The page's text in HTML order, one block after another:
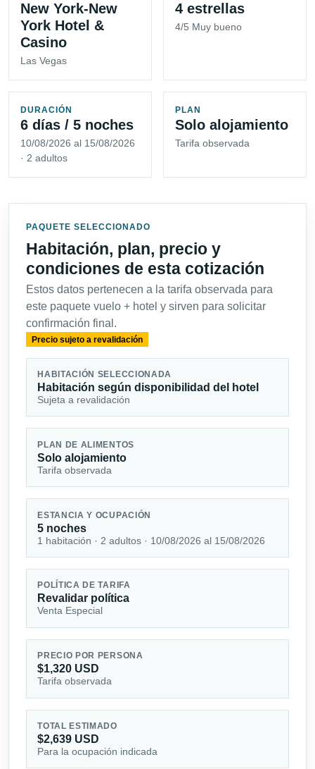
New York-New
York Hotel &
Casino
Las Vegas
4 estrellas
4/5 Muy bueno
DURACIÓN
6 días / 5 noches
10/08/2026 al 15/08/2026
· 2 adultos
PLAN
Solo alojamiento
Tarifa observada
PAQUETE SELECCIONADO
Habitación, plan, precio y
condiciones de esta cotización
Estos datos pertenecen a la tarifa observada para
este paquete vuelo + hotel y sirven para solicitar
confirmación final.
Precio sujeto a revalidación
HABITACIÓN SELECCIONADA
Habitación según disponibilidad del hotel
Sujeta a revalidación
PLAN DE ALIMENTOS
Solo alojamiento
Tarifa observada
ESTANCIA Y OCUPACIÓN
5 noches
1 habitación · 2 adultos · 10/08/2026 al 15/08/2026
POLÍTICA DE TARIFA
Revalidar política
Venta Especial
PRECIO POR PERSONA
$1,320 USD
Tarifa observada
TOTAL ESTIMADO
$2,639 USD
Para la ocupación indicada